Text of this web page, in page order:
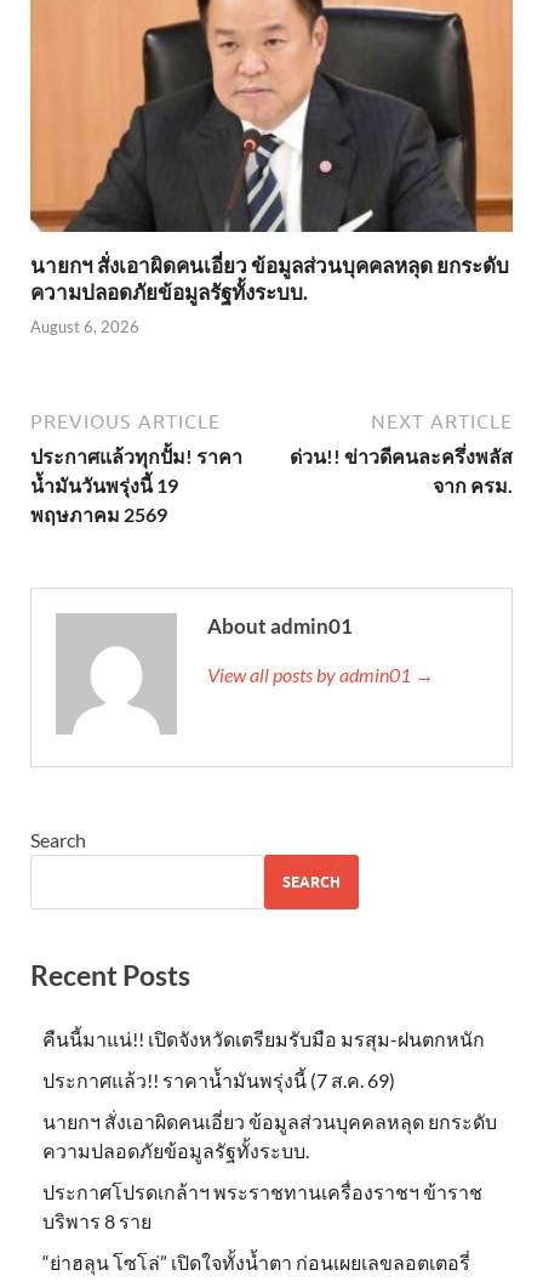
นายกฯ สั่งเอาผิดคนเอี่ยว ข้อมูลส่วนบุคคลหลุด ยกระดับ
ความปลอดภัยข้อมูลรัฐทั้งระบบ.
August 6, 2026
PREVIOUS ARTICLE
ประกาศแล้วทุกปั้ม! ราคา
น้ำมันวันพรุ่งนี้ 19
พฤษภาคม 2569
NEXT ARTICLE
ด่วน!! ข่าวดีคนละครึ่งพลัส
จาก ครม.
About admin01
View all posts by admin01 →
Search
SEARCH
Recent Posts
คืนนี้มาแน่!! เปิดจังหวัดเตรียมรับมือ มรสุม-ฝนตกหนัก
ประกาศแล้ว!! ราคาน้ำมันพรุ่งนี้ (7 ส.ค. 69)
นายกฯ สั่งเอาผิดคนเอี่ยว ข้อมูลส่วนบุคคลหลุด ยกระดับ
ความปลอดภัยข้อมูลรัฐทั้งระบบ.
ประกาศโปรดเกล้าฯ พระราชทานเครื่องราชฯ ข้าราช
บริพาร 8 ราย
“ย่าฮลุน โซโล่” เปิดใจทั้งน้ำตา ก่อนเผยเลขลอตเตอรี่